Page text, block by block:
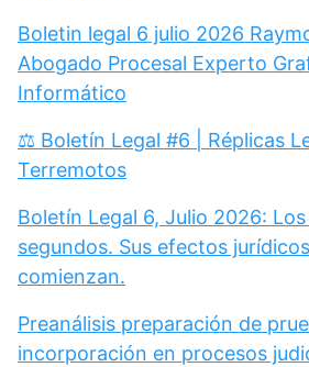
Boletin legal 6 julio 2026
Abogado Procesal Experto
Informático
⚖️ Boletín Legal #6 | Réplicas
Terremotos
Boletín Legal 6, Julio 2026:
segundos. Sus efectos
comienzan.
Preanálisis preparación de
incorporación en procesos